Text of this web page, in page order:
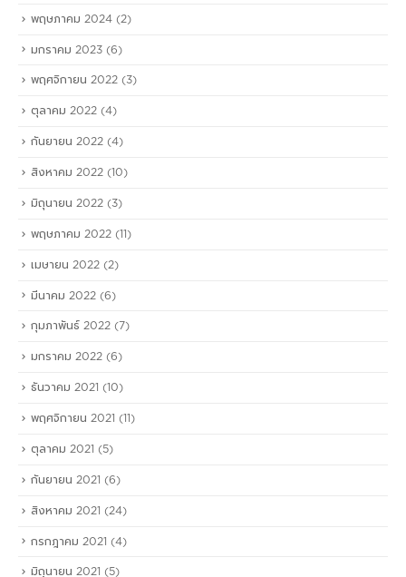
พฤษภาคม 2024 (2)
มกราคม 2023 (6)
พฤศจิกายน 2022 (3)
ตุลาคม 2022 (4)
กันยายน 2022 (4)
สิงหาคม 2022 (10)
มิถุนายน 2022 (3)
พฤษภาคม 2022 (11)
เมษายน 2022 (2)
มีนาคม 2022 (6)
กุมภาพันธ์ 2022 (7)
มกราคม 2022 (6)
ธันวาคม 2021 (10)
พฤศจิกายน 2021 (11)
ตุลาคม 2021 (5)
กันยายน 2021 (6)
สิงหาคม 2021 (24)
กรกฎาคม 2021 (4)
มิถุนายน 2021 (5)